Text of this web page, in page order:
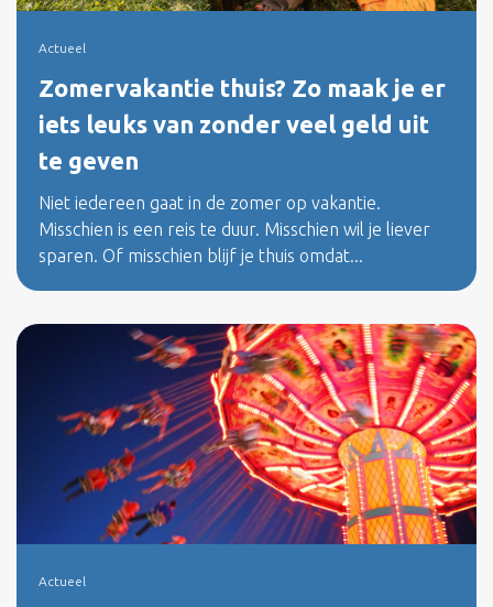
Actueel
Zomervakantie thuis? Zo maak je er
iets leuks van zonder veel geld uit
te geven
Niet iedereen gaat in de zomer op vakantie.
Misschien is een reis te duur. Misschien wil je liever
sparen. Of misschien blijf je thuis omdat...
Actueel